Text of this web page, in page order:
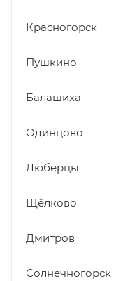
Красногорск
Пушкино
Балашиха
Одинцово
Люберцы
Щёлково
Дмитров
Солнечногорск